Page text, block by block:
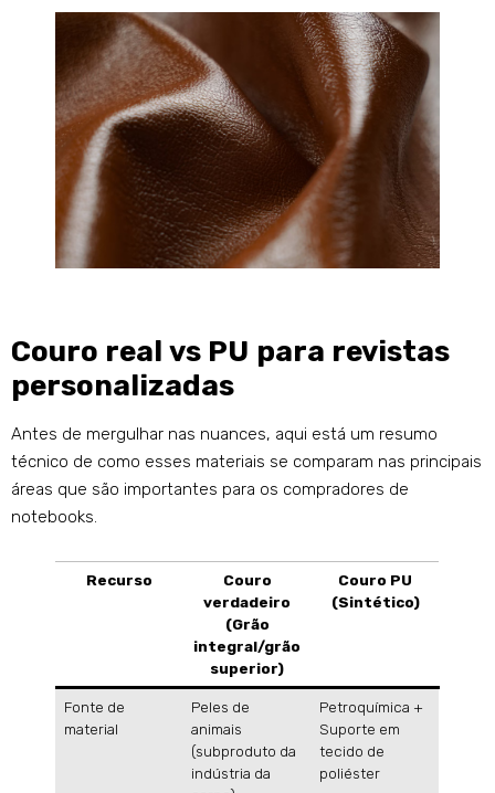
Couro real vs PU para revistas
personalizadas
Antes de mergulhar nas nuances, aqui está um resumo
técnico de como esses materiais se comparam nas principais
áreas que são importantes para os compradores de
notebooks.
Recurso
Couro
verdadeiro
(Grão
integral/grão
superior)
Couro PU
(Sintético)
Fonte de
material
Peles de
animais
(subproduto da
indústria da
Petroquímica +
Suporte em
tecido de
poliéster